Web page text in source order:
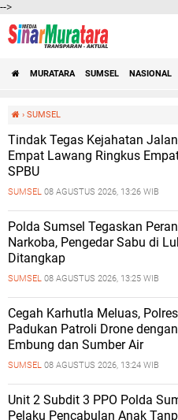
-->
MURATARA SUMSEL NASIONAL
› SUMSEL
Tindak Tegas Kejahatan
Empat Lawang Ringkus
SPBU
SUMSEL 08 AGUSTUS 2026, 13:26 WIB
Polda Sumsel Tegaskan
Narkoba, Pengedar Sabu di
Ditangkap
SUMSEL 08 AGUSTUS 2026, 13:25 WIB
Cegah Karhutla Meluas,
Padukan Patroli Drone
Embung dan Sumber Air
SUMSEL 08 AGUSTUS 2026, 13:24 WIB
Unit 2 Subdit 3 PPO Polda
Pelaku Pencabulan Anak